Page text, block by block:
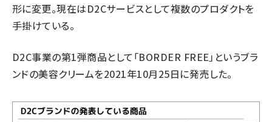
形に変更。現在はD2Cサービスとして複数のプロダクトを
手掛けている。
D2C事業の第1弾商品として「BORDER FREE」というブラ
ンドの美容クリームを2021年10月25日に発売した。